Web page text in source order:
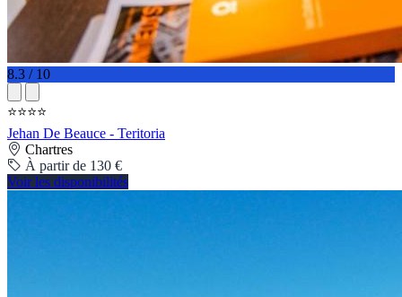
8.3 / 10
⭐⭐⭐⭐
Jehan De Beauce - Teritoria
Chartres
À partir de 130 €
Voir les disponibilités